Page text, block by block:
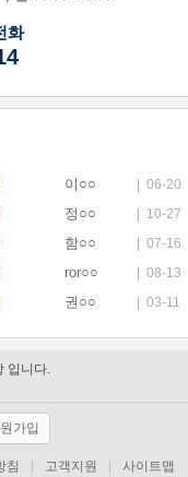
화
ror○○
| 08-13
권○○
| 03-11
이○○
| 06-20
정○○
| 10-27
함○○ | 07-16
입니다.
입니다.
입니다.
니다.
가입
침 고객지원 사이트맵